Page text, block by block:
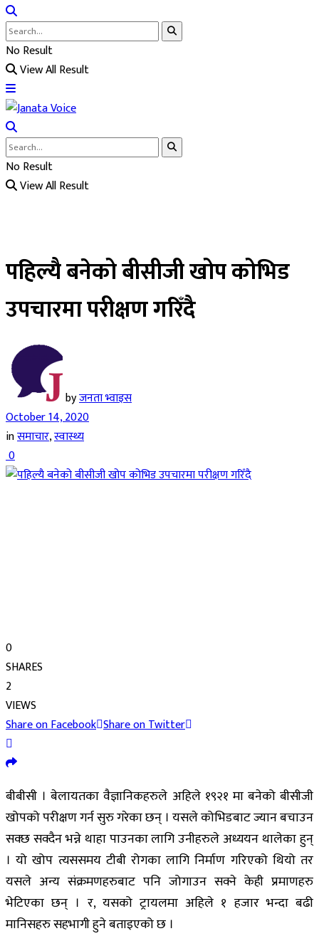
No Result
View All Result
No Result
View All Result
पहिल्यै बनेको बीसीजी खोप कोभिड
उपचारमा परीक्षण गरिँदै
byजनता भ्वाइस
October 14, 2020
inसमाचार,स्वास्थ्य
0
0
SHARES
2
VIEWS
Share on Facebook Share on Twitter
बीबीसी । बेलायतका वैज्ञानिकहरुले अहिले १९२१ मा बनेको बीसीजी
खोपको परीक्षण गर्न सुरु गरेका छन् । यसले कोभिडबाट ज्यान बचाउन
सक्छ सक्दैन भन्ने थाहा पाउनका लागि उनीहरुले अध्ययन थालेका हुन्
। यो खोप त्यससमय टीबी रोगका लागि निर्माण गरिएको थियो तर
यसले अन्य संक्रमणहरुबाट पनि जोगाउन सक्ने केही प्रमाणहरु
भेटिएका छन् । र, यसको ट्रायलमा अहिले १ हजार भन्दा बढी
मानिसहरु सहभागी हुने बताइएको छ ।